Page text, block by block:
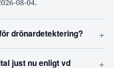
08-04.
drönardetektering? +
just nu enligt vd
+